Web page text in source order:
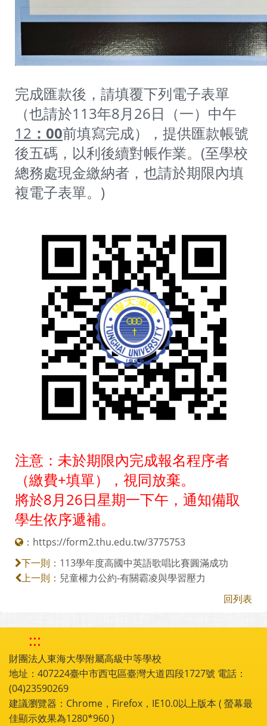
完成匯款後，請填覆下列電子表單
（也請於113年8月26日（一）中午
12 ：00前填寫完成），提供匯款帳號
後五碼，以利後續對帳作業。(至學校
總務處現金繳納者，也請於期限內填
複電子表單。)
注意：未於期限內完成報名程序者
（繳費+填單），視同放棄。
將於8月26日星期一下午，通知備取
學生依序遞補。
： https://form2.thu.edu.tw/3775753
下一則： 113學年度高國中英語歌唱比賽圓滿成功
上一則： 兒童權力公約-有關霸凌與學習壓力
回列表
:::
財團法人東海大學附屬高級中等學校
地址：407224臺中市西屯區臺灣大道四段1727號 電話：
(04)23590269
建議瀏覽器：Chrome，Firefox，IE10.0以上版本 ( 螢幕最
佳顯示效果為1280*960 )